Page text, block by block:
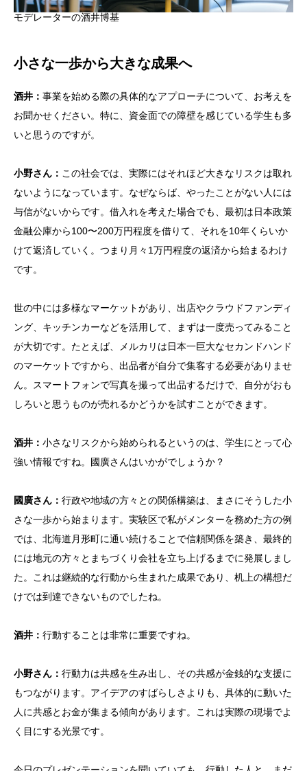
モデレーターの酒井博基
小さな一歩から大きな成果へ
酒井： 事業を始める際の具体的なアプローチについて、お考えを
お聞かせください。特に、資金面での障壁を感じている学生も多
いと思うのですが。
小野さん： この社会では、実際にはそれほど大きなリスクは取れ
ないようになっています。なぜならば、やったことがない人には
与信がないからです。借入れを考えた場合でも、最初は日本政策
金融公庫から100〜200万円程度を借りて、それを10年くらいか
けて返済していく。つまり月々1万円程度の返済から始まるわけ
です。
世の中には多様なマーケットがあり、出店やクラウドファンディ
ング、キッチンカーなどを活用して、まずは一度売ってみること
が大切です。たとえば、メルカリは日本一巨大なセカンドハンド
のマーケットですから、出品者が自分で集客する必要がありませ
ん。スマートフォンで写真を撮って出品するだけで、自分がおも
しろいと思うものが売れるかどうかを試すことができます。
酒井： 小さなリスクから始められるというのは、学生にとって心
強い情報ですね。國廣さんはいかがでしょうか？
國廣さん： 行政や地域の方々との関係構築は、まさにそうした小
さな一歩から始まります。実験区で私がメンターを務めた方の例
では、北海道月形町に通い続けることで信頼関係を築き、最終的
には地元の方々とまちづくり会社を立ち上げるまでに発展しまし
た。これは継続的な行動から生まれた成果であり、机上の構想だ
けでは到達できないものでしたね。
酒井： 行動することは非常に重要ですね。
小野さん： 行動力は共感を生み出し、その共感が金銭的な支援に
もつながります。アイデアのすばらしさよりも、具体的に動いた
人に共感とお金が集まる傾向があります。これは実際の現場でよ
く目にする光景です。